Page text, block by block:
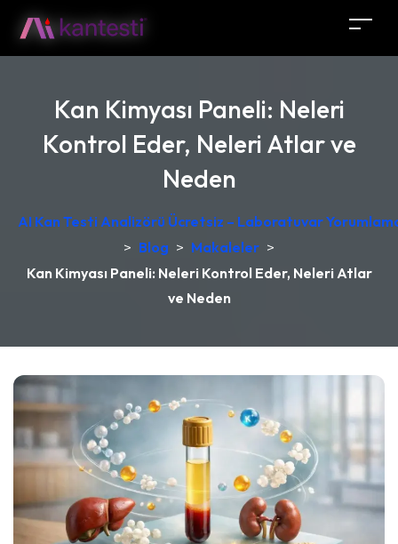
Kan Kimyası Paneli: Neleri
Kontrol Eder, Neleri Atlar ve
Neden
AI Kan Testi Analizörü Ücretsiz – Laboratuvar
> Blog > Makaleler >
Kan Kimyası Paneli: Neleri Kontrol Eder, Neleri Atlar
ve Neden